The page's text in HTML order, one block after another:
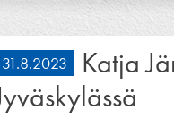
31.8.2023
Katja